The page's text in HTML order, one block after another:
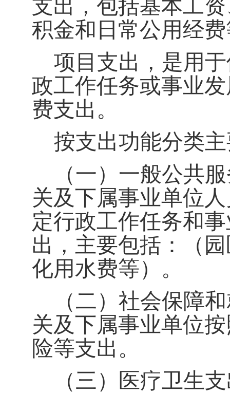
支出，包括基本工
积金和日常公用经
项目支出，是用
政工作任务或事业
费支出。
按支出功能分类
（一）一般公共
关及下属事业单位
定行政工作任务和
出，主要包括：（
化用水费等）。
（二）社会保障
关及下属事业单位
险等支出。
（三）医疗卫生